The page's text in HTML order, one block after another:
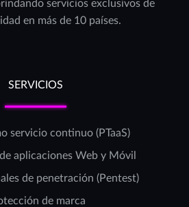
servicios exclusivos de
en más de 10 países.
SERVICIOS
servicio continuo (PTaaS)
aplicaciones Web y Móvil
de penetración (Pentest)
de marca